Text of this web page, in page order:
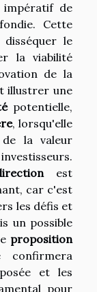
de
Cette
le
la viabilité
de la
illustrer une
potentielle,
, lorsqu'elle
la valeur
est
car c'est
les défis et
un possible
proposition
et les
pour